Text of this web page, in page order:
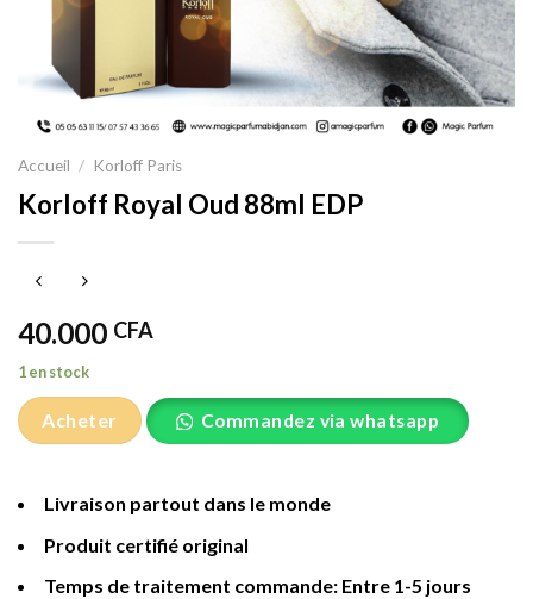
Accueil / Korloff Paris
Korloff Royal Oud 88ml EDP
40.000 CFA
1 en stock
Acheter Commandez via whatsapp
Livraison partout dans le monde
Produit certifié original
Temps de traitement commande: Entre 1-5 jours